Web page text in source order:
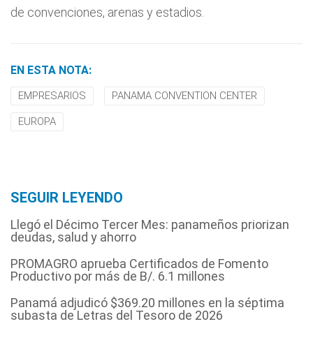
de convenciones, arenas y estadios.
EN ESTA NOTA:
EMPRESARIOS PANAMA CONVENTION CENTER
EUROPA
SEGUIR LEYENDO
Llegó el Décimo Tercer Mes: panameños priorizan
deudas, salud y ahorro
PROMAGRO aprueba Certificados de Fomento
Productivo por más de B/. 6.1 millones
Panamá adjudicó $369.20 millones en la séptima
subasta de Letras del Tesoro de 2026